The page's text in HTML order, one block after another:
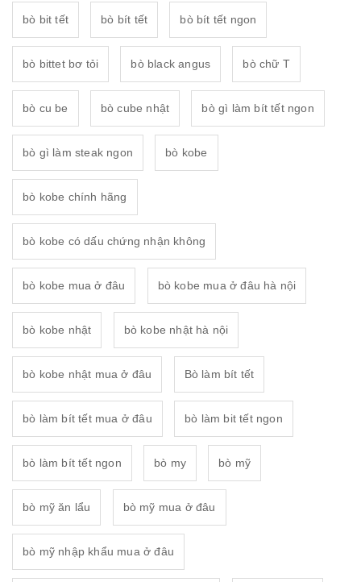
bò bit tết bò bít tết bò bít tết ngon
bò bittet bơ tỏi bò black angus bò chữ T
bò cu be bò cube nhật bò gì làm bít tết ngon
bò gì làm steak ngon bò kobe
bò kobe chính hãng
bò kobe có dấu chứng nhận không
bò kobe mua ở đâu bò kobe mua ở đâu hà nội
bò kobe nhật bò kobe nhật hà nội
bò kobe nhật mua ở đâu Bò làm bít tết
bò làm bít tết mua ở đâu bò làm bit tết ngon
bò làm bít tết ngon bò my bò mỹ
bò mỹ ăn lẩu bò mỹ mua ở đâu
bò mỹ nhập khẩu mua ở đâu